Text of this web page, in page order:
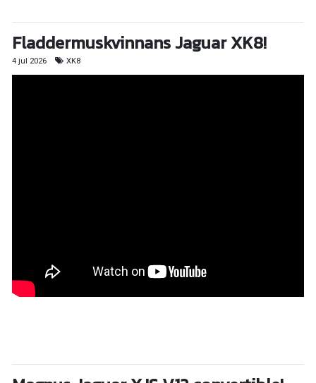
Fladdermuskvinnans Jaguar XK8!
4 jul 2026 XK8